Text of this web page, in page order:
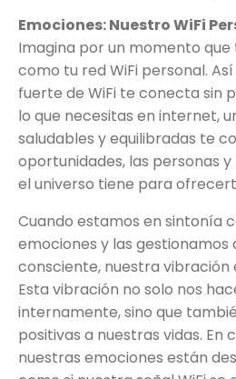
Emociones: Nuestro WiFi
Imagina por un momento que
como tu red WiFi personal.
fuerte de WiFi te conecta sin
lo que necesitas en internet,
saludables y equilibradas te
oportunidades, las personas
el universo tiene para
Cuando estamos en sintonía
emociones y las gestionamos
consciente, nuestra vibración
Esta vibración no solo nos
internamente, sino que
positivas a nuestras vidas. En
nuestras emociones están